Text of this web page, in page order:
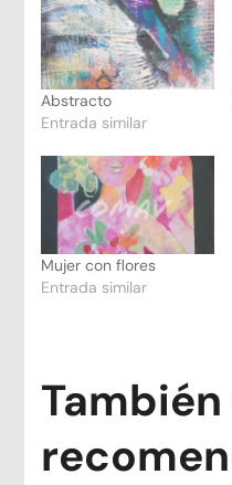
Abstracto
Entrada similar
Mujer con flores
Entrada similar